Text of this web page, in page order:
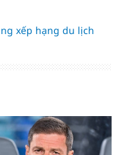
xếp hạng du lịch